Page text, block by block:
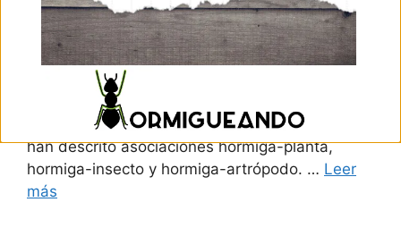
hormigas. Generalmente esta asociación con
las hormigas es mutualista (ambas partes se
benefician del “acuerdo”) pero también pueden
darse casos donde las hormigas son
perjudicadas (parasitismo) o no obtienen
ningún beneficio a cambio (comensalismo). Se
han descrito asociaciones hormiga-planta,
hormiga-insecto y hormiga-artrópodo. … Leer
más